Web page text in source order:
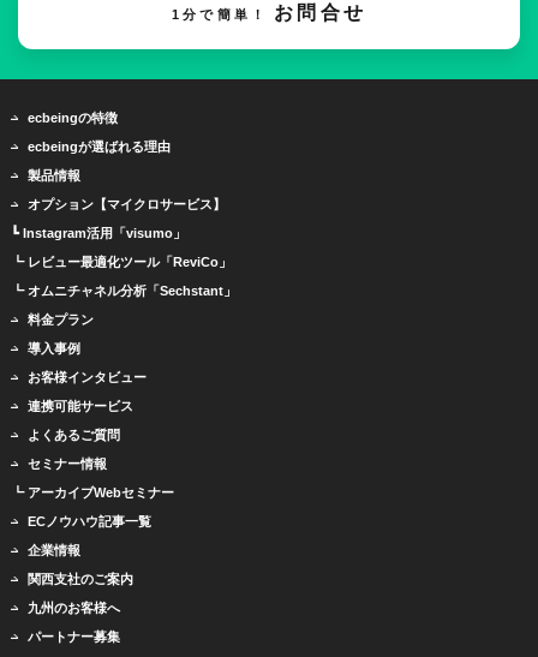
1分で簡単！ お問合せ
ecbeingの特徴
ecbeingが選ばれる理由
製品情報
オプション【マイクロサービス】
┗ Instagram活用「visumo」
┗ レビュー最適化ツール「ReviCo」
┗ オムニチャネル分析「Sechstant」
料金プラン
導入事例
お客様インタビュー
連携可能サービス
よくあるご質問
セミナー情報
┗ アーカイブWebセミナー
ECノウハウ記事一覧
企業情報
関西支社のご案内
九州のお客様へ
パートナー募集